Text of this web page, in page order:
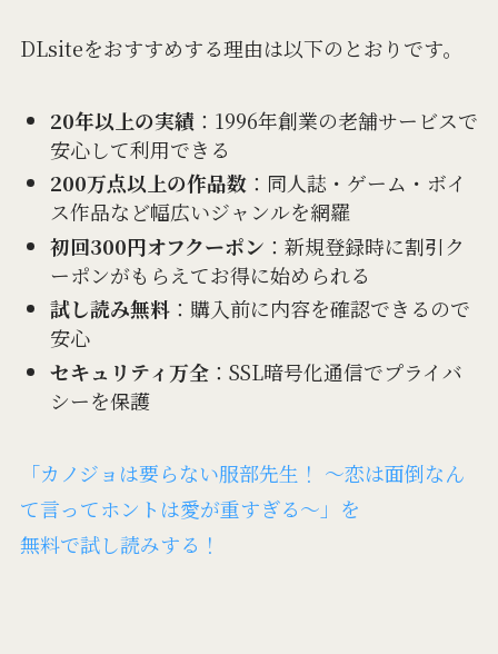
DLsiteをおすすめする理由は以下のとおりです。
20年以上の実績：1996年創業の老舗サービスで
安心して利用できる
200万点以上の作品数：同人誌・ゲーム・ボイ
ス作品など幅広いジャンルを網羅
初回300円オフクーポン ：新規登録時に割引ク
ーポンがもらえてお得に始められる
試し読み無料：購入前に内容を確認できるので
安心
セキュリティ万全：SSL暗号化通信でプライバ
シーを保護
「カノジョは要らない服部先生！ ～恋は面倒なん
て言ってホントは愛が重すぎる～」を
無料で試し読みする！